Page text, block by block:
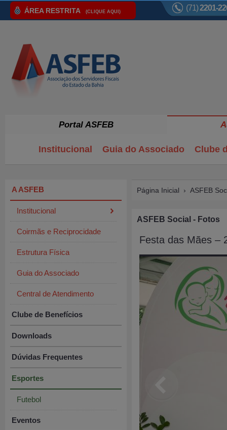
ÁREA RESTRITA (CLIQUE AQUI) (71)2201-
Portal ASFEB
Institucional Guia do Associado Clube
A ASFEB
Institucional
Coirmãs e Reciprocidade
Estrutura Física
Guia do Associado
Central de Atendimento
Clube de Benefícios
Downloads
Dúvidas Frequentes
Esportes
Futebol
Eventos
Página Inicial › ASFEB
ASFEB Social - Fotos
Festa das Mães –